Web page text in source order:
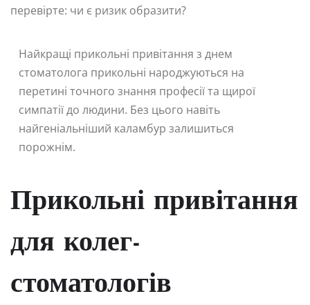
перевірте: чи є ризик образити?
Найкращі прикольні привітання з днем
стоматолога прикольні народжуються на
перетині точного знання професії та щирої
симпатії до людини. Без цього навіть
найгеніальніший каламбур залишиться
порожнім.
Прикольні привітання
для колег-
стоматологів